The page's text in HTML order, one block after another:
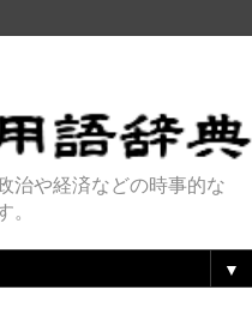
治や経済などの時事的な
。
▼